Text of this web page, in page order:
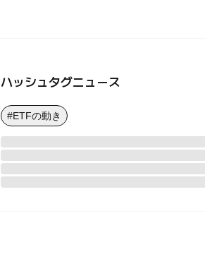
ハッシュタグニュース
#ETFの動き